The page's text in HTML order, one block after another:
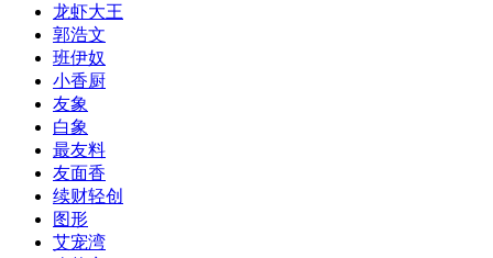
龙虾大王
郭浩文
班伊奴
小香厨
友象
白象
最友料
友面香
续财轻创
图形
艾宠湾